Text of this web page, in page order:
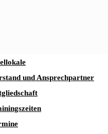
und Ansprechpartner